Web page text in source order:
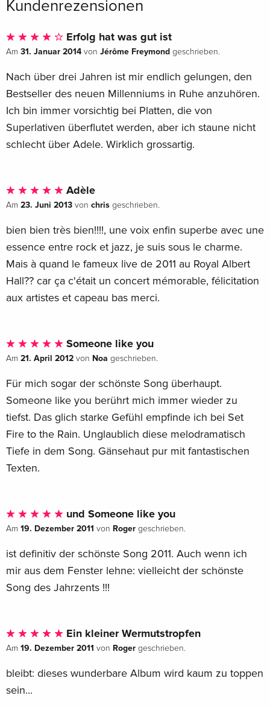
Kundenrezensionen
Erfolg hat was gut ist
Am 31. Januar 2014 von Jérôme Freymond geschrieben.
Nach über drei Jahren ist mir endlich gelungen, den
Bestseller des neuen Millenniums in Ruhe anzuhören.
Ich bin immer vorsichtig bei Platten, die von
Superlativen überflutet werden, aber ich staune nicht
schlecht über Adele. Wirklich grossartig.
Adèle
Am 23. Juni 2013 von chris geschrieben.
bien bien très bien!!!!, une voix enfin superbe avec une
essence entre rock et jazz, je suis sous le charme.
Mais à quand le fameux live de 2011 au Royal Albert
Hall?? car ça c'était un concert mémorable, félicitation
aux artistes et capeau bas merci.
Someone like you
Am 21. April 2012 von Noa geschrieben.
Für mich sogar der schönste Song überhaupt.
Someone like you berührt mich immer wieder zu
tiefst. Das glich starke Gefühl empfinde ich bei Set
Fire to the Rain. Unglaublich diese melodramatisch
Tiefe in dem Song. Gänsehaut pur mit fantastischen
Texten.
und Someone like you
Am 19. Dezember 2011 von Roger geschrieben.
ist definitiv der schönste Song 2011. Auch wenn ich
mir aus dem Fenster lehne: vielleicht der schönste
Song des Jahrzents !!!
Ein kleiner Wermutstropfen
Am 19. Dezember 2011 von Roger geschrieben.
bleibt: dieses wunderbare Album wird kaum zu toppen
sein...